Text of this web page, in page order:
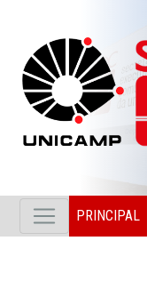
PRINCIPAL